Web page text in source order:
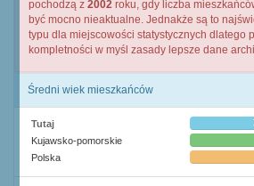
pochodzą z 2002 roku, gdy liczba
być mocno nieaktualne. Jednakże są to
typu dla miejscowości statystycznych dlatego
kompletności w myśl zasady lepsze dane
Średni wiek mieszkańców
Tutaj
Kujawsko-pomorskie
Polska